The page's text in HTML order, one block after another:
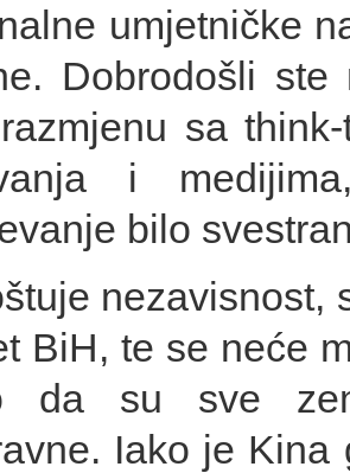
umjetničke
Dobrodošli
sa
i
bilo
nezavisnost,
BiH, te se neće
da su sve
Iako je